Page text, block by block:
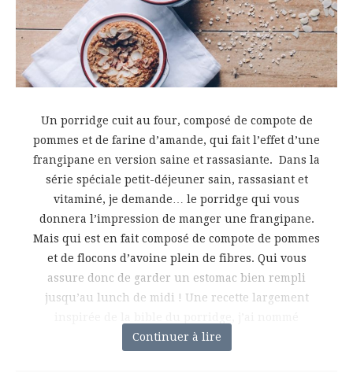
Un porridge cuit au four, composé de compote de
pommes et de farine d’amande, qui fait l’effet d’une
frangipane en version saine et rassasiante. Dans la
série spéciale petit-déjeuner sain, rassasiant et
vitaminé, je demande… le porridge qui vous
donnera l’impression de manger une frangipane.
Mais qui est en fait composé de compote de pommes
et de flocons d’avoine plein de fibres. Qui vous
assure donc de garder un estomac bien rempli
jusqu’au lunch de midi ! Une recette largement
Porridge.Lab. J’ai
Continuer à lire